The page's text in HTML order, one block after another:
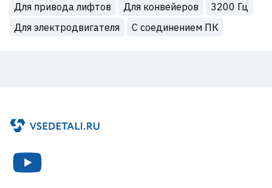
Для привода лифтов
Для конвейеров
3200 Гц
Для электродвигателя
С соединением ПК